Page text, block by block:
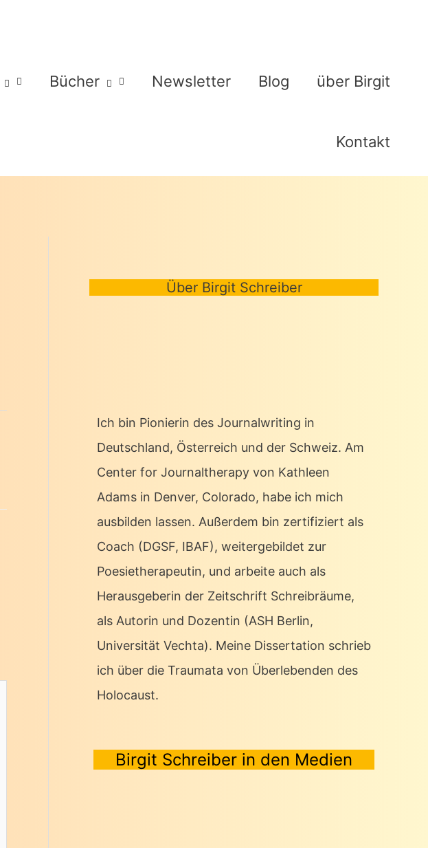
Bücher Newsletter Blog über Birgit
Kontakt
Über Birgit Schreiber
Ich bin Pionierin des Journalwriting in
Deutschland, Österreich und der Schweiz. Am
Center for Journaltherapy von Kathleen
Adams in Denver, Colorado, habe ich mich
ausbilden lassen. Außerdem bin zertifiziert als
Coach (DGSF, IBAF), weitergebildet zur
Poesietherapeutin, und arbeite auch als
Herausgeberin der Zeitschrift Schreibräume,
als Autorin und Dozentin (ASH Berlin,
Universität Vechta). Meine Dissertation schrieb
ich über die Traumata von Überlebenden des
Holocaust.
Birgit Schreiber in den Medien